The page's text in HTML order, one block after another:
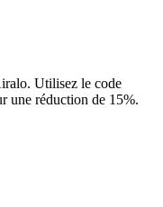
Utilisez le code
une réduction de 15%.